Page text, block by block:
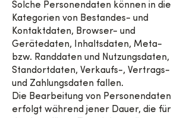
Solche Personendaten können in die
Kategorien von Bestandes- und
Kontaktdaten, Browser- und
Gerätedaten, Inhaltsdaten, Meta-
bzw. Randdaten und Nutzungsdaten,
Standortdaten, Verkaufs-, Vertrags-
und Zahlungsdaten fallen.
Die Bearbeitung von Personendaten
erfolgt während jener Dauer, die für